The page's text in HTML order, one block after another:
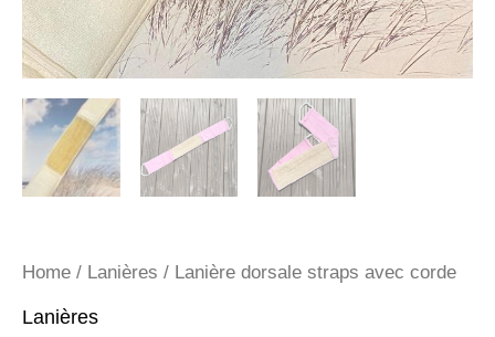
Home / Lanières / Lanière dorsale straps avec corde
Lanières